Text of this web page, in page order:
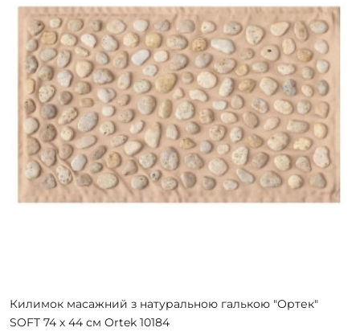
Килимок масажний з натуральною галькою "Ортек"
SOFT 74 х 44 см Ortek 10184